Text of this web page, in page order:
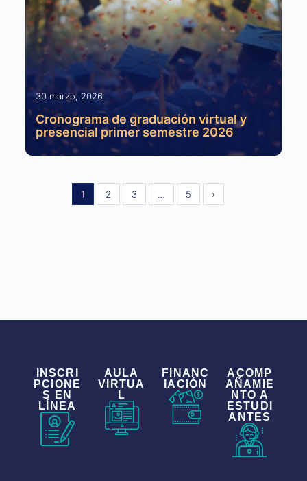
30 marzo, 2026
Cronograma de graduación virtual y
presencial primer semestre 2026
1 2 3 … 5 ›
INSCRI
PCIONE
S EN
LÍNEA
AULA
VIRTUA
L
FINANC
IACIÓN
ACOMP
AÑAMIE
NTO A
ESTUDI
ANTES